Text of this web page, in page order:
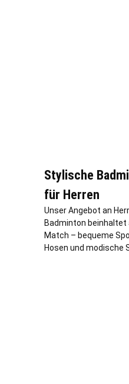
Stylische
für Herren
Unser Angebot an
Badminton
Match – bequeme
Hosen und modische